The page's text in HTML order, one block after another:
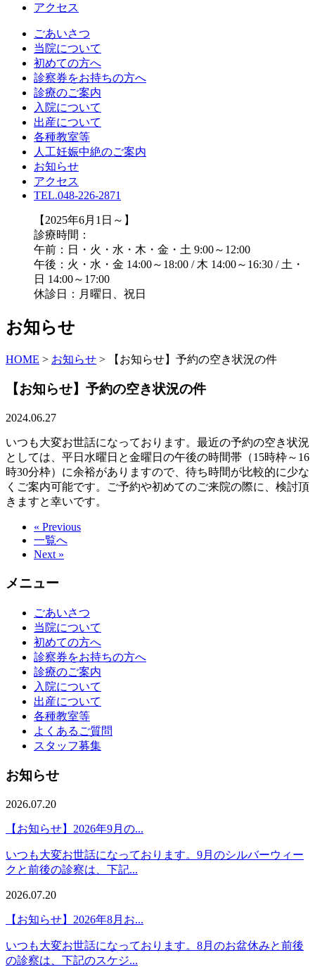
アクセス
ごあいさつ
当院について
初めての方へ
診察券をお持ちの方へ
診療のご案内
入院について
出産について
各種教室等
人工妊娠中絶のご案内
お知らせ
アクセス
TEL.048-226-2871
【2025年6月1日～】
診療時間：
午前：日・火・水・木・金・土 9:00～12:00
午後：火・水・金 14:00～18:00 / 木 14:00～16:30 / 土・
日 14:00～17:00
休診日：月曜日、祝日
お知らせ
HOME > お知らせ > 【お知らせ】予約の空き状況の件
【お知らせ】予約の空き状況の件
2024.06.27
いつも大変お世話になっております。最近の予約の空き状況
としては、平日水曜日と金曜日の午後の時間帯（15時枠～16
時30分枠）に余裕がありますので、待ち時間が比較的に少な
くご案内可能です。ご予約や初めてのご来院の際に、検討頂
きますと幸いです。
« Previous
一覧へ
Next »
メニュー
ごあいさつ
当院について
初めての方へ
診察券をお持ちの方へ
診療のご案内
入院について
出産について
各種教室等
よくあるご質問
スタッフ募集
お知らせ
2026.07.20
【お知らせ】2026年9月の...
いつも大変お世話になっております。9月のシルバーウィー
クと前後の診察は、下記...
2026.07.20
【お知らせ】2026年8月お...
いつも大変お世話になっております。8月のお盆休みと前後
の診察は、下記のスケジ...